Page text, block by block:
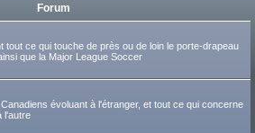
Forum
tout ce qui touche de près ou de loin le porte-drapeau
que la Major League Soccer
évoluant à l'étranger, et tout ce qui concerne
l'autre